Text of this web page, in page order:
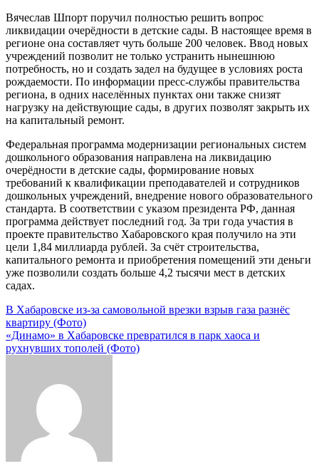
Вячеслав Шпорт поручил полностью решить вопрос
ликвидации очерёдности в детские сады. В настоящее время в
регионе она составляет чуть больше 200 человек. Ввод новых
учреждений позволит не только устранить нынешнюю
потребность, но и создать задел на будущее в условиях роста
рождаемости. По информации пресс-службы правительства
региона, в одних населённых пунктах они также снизят
нагрузку на действующие сады, в других позволят закрыть их
на капитальный ремонт.
Федеральная программа модернизации региональных систем
дошкольного образования направлена на ликвидацию
очерёдности в детские сады, формирование новых
требований к квалификации преподавателей и сотрудников
дошкольных учреждений, внедрение нового образовательного
стандарта. В соответствии с указом президента РФ, данная
программа действует последний год. За три года участия в
проекте правительство Хабаровского края получило на эти
цели 1,84 миллиарда рублей. За счёт строительства,
капитального ремонта и приобретения помещений эти деньги
уже позволили создать больше 4,2 тысячи мест в детских
садах.
Навигация
по
записям
В Хабаровске из-за самовольной врезки взрыв газа разнёс
квартиру (Фото)
«Динамо» в Хабаровске превратился в парк хаоса и
рухнувших тополей (Фото)